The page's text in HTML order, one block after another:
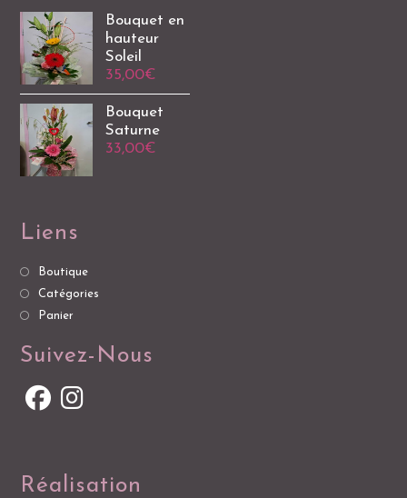
Bouquet en
hauteur
Soleil
35,00€
Bouquet
Saturne
33,00€
Liens
Boutique
Catégories
Panier
Suivez-Nous
Réalisation